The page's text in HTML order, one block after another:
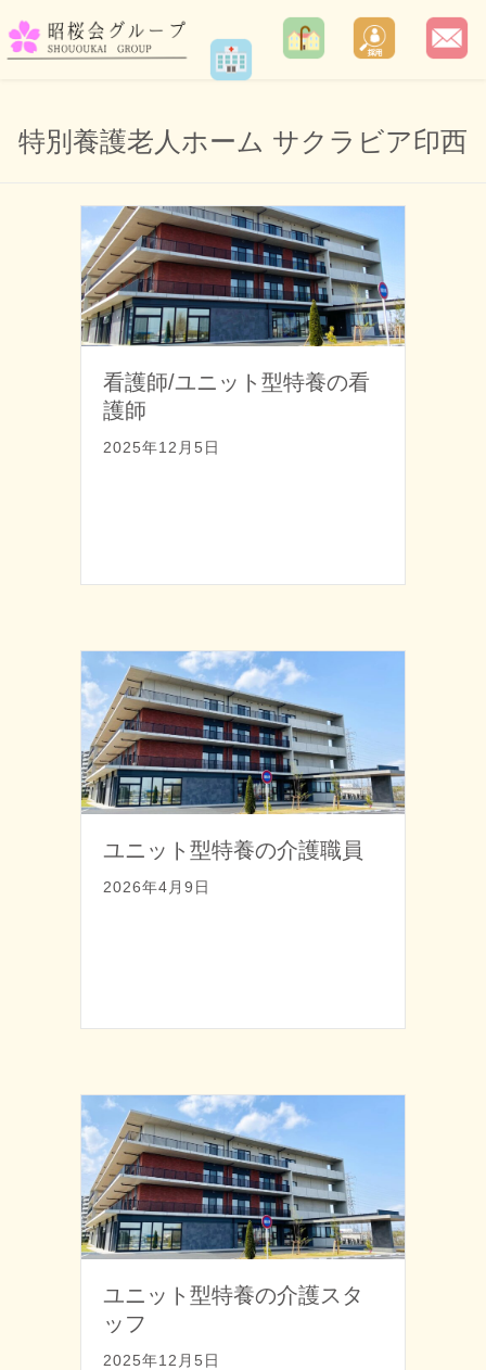
特別養護老人ホーム サクラビア印西
看護師/ユニット型特養の看
護師
2025年12月5日
ユニット型特養の介護職員
2026年4月9日
ユニット型特養の介護スタ
ッフ
2025年12月5日